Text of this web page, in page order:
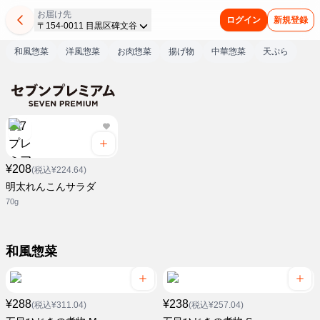
お届け先
〒154-0011 目黒区碑文谷
ログイン 新規登録
和風惣菜 洋風惣菜 お肉惣菜 揚げ物 中華惣菜 天ぷら
¥208(税込¥224.64)
明太れんこんサラダ
70g
和風惣菜
¥288(税込¥311.04) ¥238(税込¥257.04)